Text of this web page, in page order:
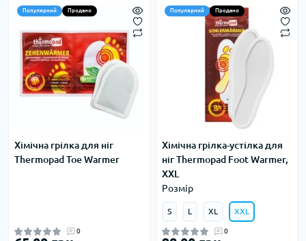
Популярний Продано
Хімічна грілка для ніг
Thermopad Toe Warmer
0
Популярний Продано
Хімічна грілка-устілка для
ніг Thermopad Foot Warmer,
XXL
Розмір
S L XL XXL
0